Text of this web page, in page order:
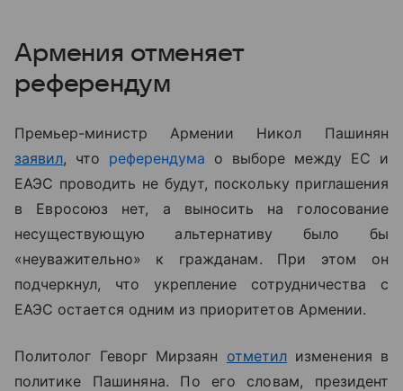
Армения отменяет
референдум
Премьер-министр Армении Никол Пашинян
заявил, что референдума о выборе между ЕС и
ЕАЭС проводить не будут, поскольку приглашения
в Евросоюз нет, а выносить на голосование
несуществующую альтернативу было бы
«неуважительно» к гражданам. При этом он
подчеркнул, что укрепление сотрудничества с
ЕАЭС остается одним из приоритетов Армении.
Политолог Геворг Мирзаян отметил изменения в
политике Пашиняна. По его словам, президент